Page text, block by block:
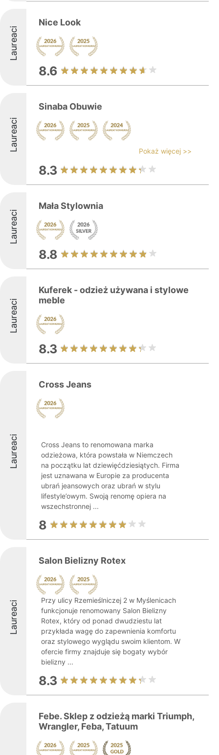
Laureaci
Nice Look
8.6
Laureaci
Sinaba Obuwie
Pokaż więcej >>
8.3
Laureaci
Mała Stylownia
8.8
Laureaci
Kuferek - odzież używana i stylowe
meble
8.3
Laureaci
Cross Jeans
Cross Jeans to renomowana marka
odzieżowa, która powstała w Niemczech
na początku lat dziewięćdziesiątych. Firma
jest uznawana w Europie za producenta
ubrań jeansowych oraz ubrań w stylu
lifestyle’owym. Swoją renomę opiera na
wszechstronnej ...
8
Laureaci
Salon Bielizny Rotex
Przy ulicy Rzemieślniczej 2 w Myślenicach
funkcjonuje renomowany Salon Bielizny
Rotex, który od ponad dwudziestu lat
przykłada wagę do zapewnienia komfortu
oraz stylowego wyglądu swoim klientom. W
ofercie firmy znajduje się bogaty wybór
bielizny ...
8.3
Febe. Sklep z odzieżą marki Triumph,
Wrangler, Feba, Tatuum